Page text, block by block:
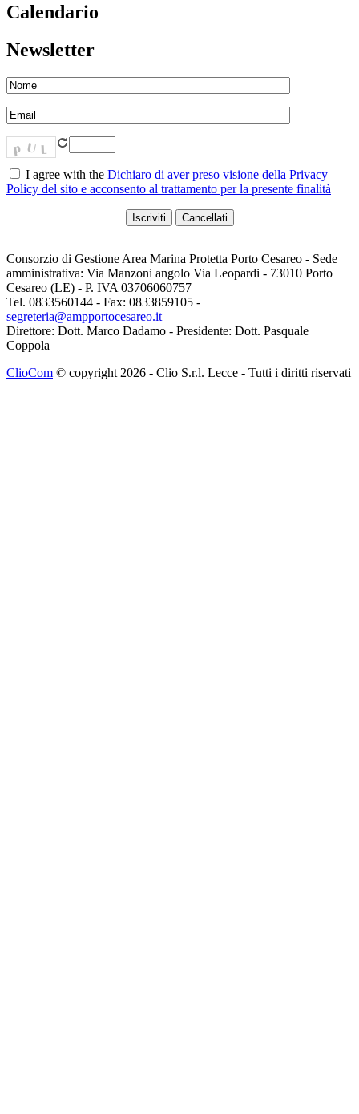
Calendario
Newsletter
I agree with the Dichiaro di aver preso visione della Privacy
Policy del sito e acconsento al trattamento per la presente finalità
Consorzio di Gestione Area Marina Protetta Porto Cesareo - Sede
amministrativa: Via Manzoni angolo Via Leopardi - 73010 Porto
Cesareo (LE) - P. IVA 03706060757
Tel. 0833560144 - Fax: 0833859105 -
segreteria@ampportocesareo.it
Direttore: Dott. Marco Dadamo - Presidente: Dott. Pasquale
Coppola
ClioCom © copyright 2026 - Clio S.r.l. Lecce - Tutti i diritti riservati